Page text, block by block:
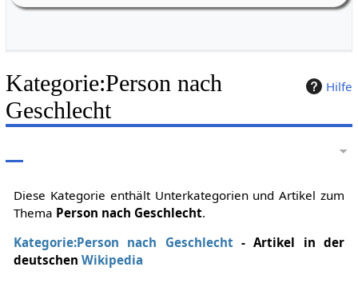
Hilfe
Kategorie:Person nach
Geschlecht
Diese Kategorie enthält Unterkategorien und Artikel zum
Thema Person nach Geschlecht.
Kategorie:Person nach Geschlecht - Artikel in der
deutschen Wikipedia